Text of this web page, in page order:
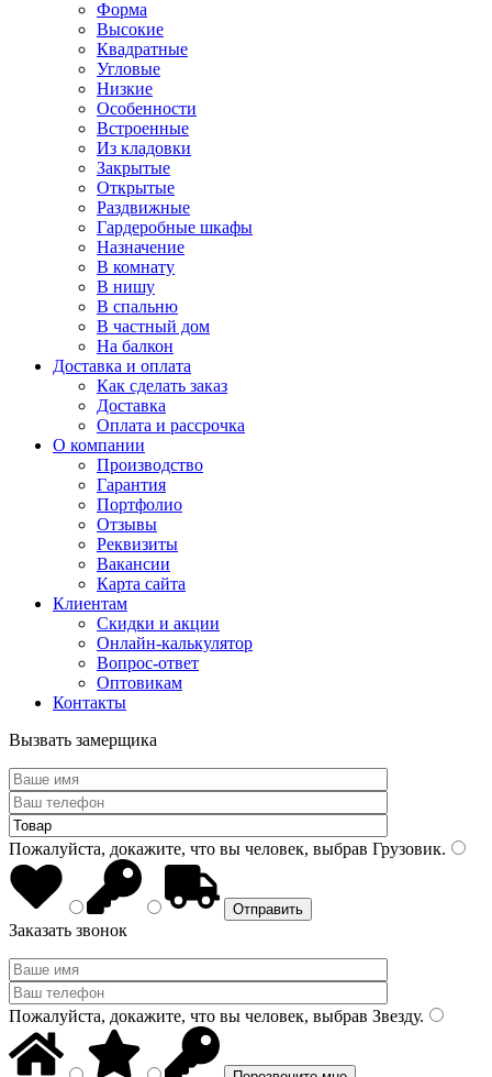
Форма
Высокие
Квадратные
Угловые
Низкие
Особенности
Встроенные
Из кладовки
Закрытые
Открытые
Раздвижные
Гардеробные шкафы
Назначение
В комнату
В нишу
В спальню
В частный дом
На балкон
Доставка и оплата
Как сделать заказ
Доставка
Оплата и рассрочка
О компании
Производство
Гарантия
Портфолио
Отзывы
Реквизиты
Вакансии
Карта сайта
Клиентам
Скидки и акции
Онлайн-калькулятор
Вопрос-ответ
Оптовикам
Контакты
Вызвать замерщика
Пожалуйста, докажите, что вы человек, выбрав Грузовик.
Заказать звонок
Пожалуйста, докажите, что вы человек, выбрав Звезду.